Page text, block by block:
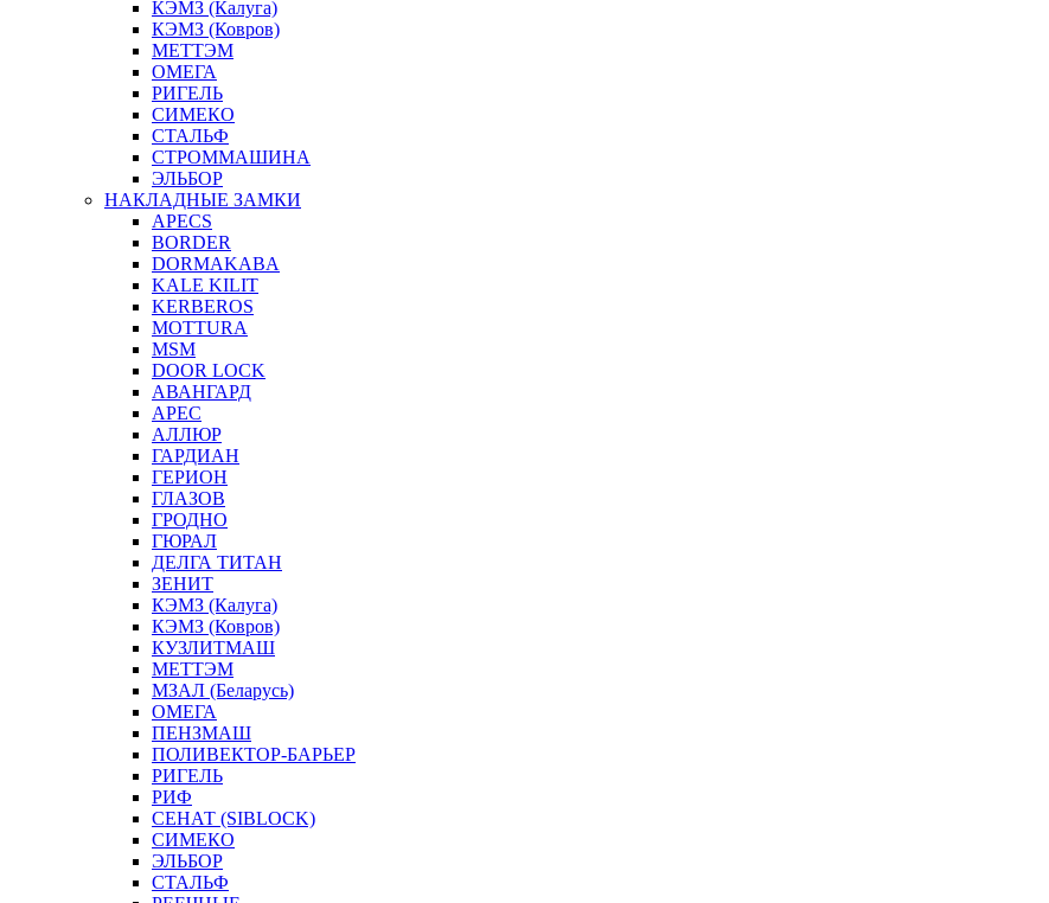
КЭМЗ (Калуга)
КЭМЗ (Ковров)
МЕТТЭМ
ОМЕГА
РИГЕЛЬ
СИМЕКО
СТАЛЬФ
СТРОММАШИНА
ЭЛЬБОР
НАКЛАДНЫЕ ЗАМКИ
APECS
BORDER
DORMAKABA
KALE KILIT
KERBEROS
MOTTURA
MSM
DOOR LOCK
АВАНГАРД
АРЕС
АЛЛЮР
ГАРДИАН
ГЕРИОН
ГЛАЗОВ
ГРОДНО
ГЮРАЛ
ДЕЛГА ТИТАН
ЗЕНИТ
КЭМЗ (Калуга)
КЭМЗ (Ковров)
КУЗЛИТМАШ
МЕТТЭМ
МЗАЛ (Беларусь)
ОМЕГА
ПЕНЗМАШ
ПОЛИВЕКТОР-БАРЬЕР
РИГЕЛЬ
РИФ
СЕНАТ (SIBLOCK)
СИМЕКО
ЭЛЬБОР
СТАЛЬФ